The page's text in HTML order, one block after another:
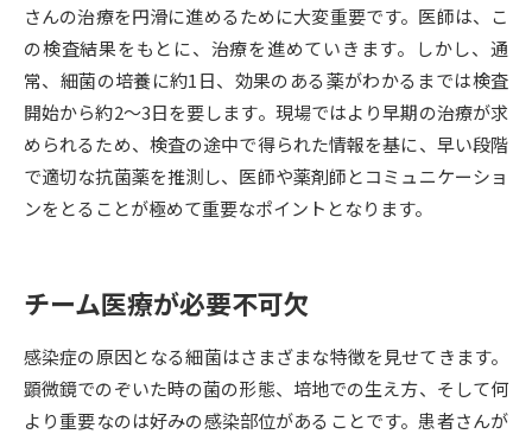
オープンキャンパスなどを調べる
オープンキャンパス検索 実施プログラムから探す
来場型・Web型イベント特集 夢ナビライブ
志望校・出願校を調べる
併願校選び 受験スケジュールを立てよう
さんの治療を円滑に進めるために大変重要です。医師は、こ
の検査結果をもとに、治療を進めていきます。しかし、通
常、細菌の培養に約1日、効果のある薬がわかるまでは検査
開始から約2～3日を要します。現場ではより早期の治療が求
められるため、検査の途中で得られた情報を基に、早い段階
で適切な抗菌薬を推測し、医師や薬剤師とコミュニケーショ
ンをとることが極めて重要なポイントとなります。
チーム医療が必要不可欠
感染症の原因となる細菌はさまざまな特徴を見せてきます。
顕微鏡でのぞいた時の菌の形態、培地での生え方、そして何
より重要なのは好みの感染部位があることです。患者さんが